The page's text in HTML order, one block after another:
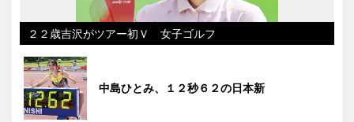
２２歳吉沢がツアー初Ｖ 女子ゴルフ
中島ひとみ、１２秒６２の日本新